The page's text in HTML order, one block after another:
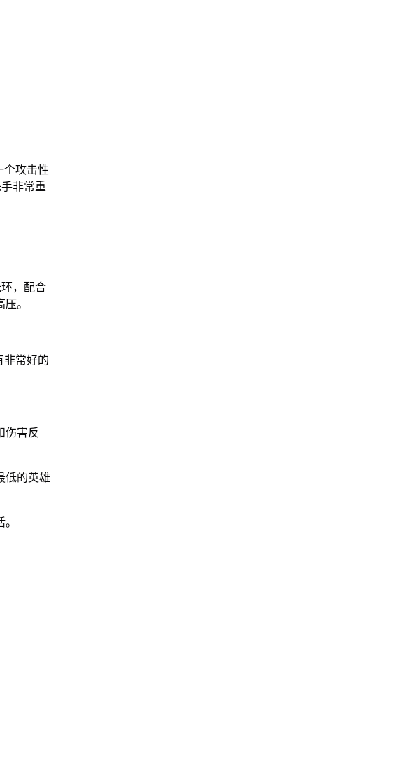
攻击性
非常重
，配合
。
常好的
害反
的英雄